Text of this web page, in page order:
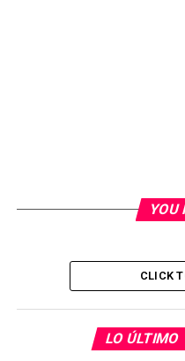
YOU
CLICK
LO ÚLTIMO